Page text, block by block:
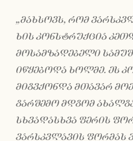
„მახსოვს, რომ
ხის კონსტრუქცია
მოსამზადებელი
იწყებოდა ხოლმე. ეს
მიგვქონდა მთავარ
გარშემო მდგომ
სხვადასხვა ფერის
ვარსკვლავის ფორმას